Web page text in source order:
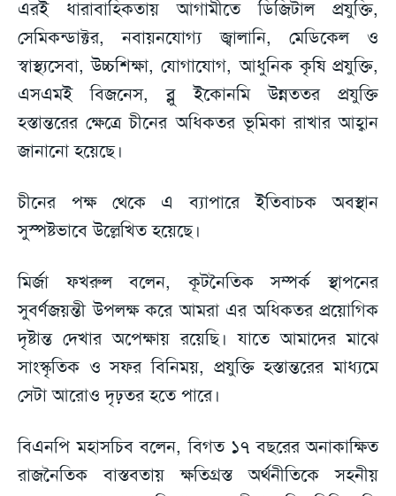
এরই ধারাবাহিকতায় আগামীতে ডিজিটাল প্রযুক্তি,
সেমিকন্ডাক্টর, নবায়নযোগ্য জ্বালানি, মেডিকেল ও
স্বাস্থ্যসেবা, উচ্চশিক্ষা, যোগাযোগ, আধুনিক কৃষি প্রযুক্তি,
এসএমই বিজনেস, ব্লু ইকোনমি উন্নততর প্রযুক্তি
হস্তান্তরের ক্ষেত্রে চীনের অধিকতর ভূমিকা রাখার আহ্বান
জানানো হয়েছে।
চীনের পক্ষ থেকে এ ব্যাপারে ইতিবাচক অবস্থান
সুস্পষ্টভাবে উল্লেখিত হয়েছে।
মির্জা ফখরুল বলেন, কূটনৈতিক সম্পর্ক স্থাপনের
সুবর্ণজয়ন্তী উপলক্ষ করে আমরা এর অধিকতর প্রয়োগিক
দৃষ্টান্ত দেখার অপেক্ষায় রয়েছি। যাতে আমাদের মাঝে
সাংস্কৃতিক ও সফর বিনিময়, প্রযুক্তি হস্তান্তরের মাধ্যমে
সেটা আরোও দৃঢ়তর হতে পারে।
বিএনপি মহাসচিব বলেন, বিগত ১৭ বছরের অনাকাক্ষিত
রাজনৈতিক বাস্তবতায় ক্ষতিগ্রস্ত অর্থনীতিকে সহনীয়